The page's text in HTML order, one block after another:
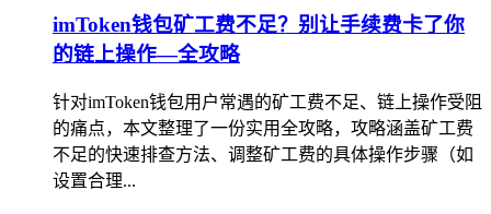
imToken钱包矿工费不足？别让手续费卡了你
的链上操作—全攻略
针对imToken钱包用户常遇的矿工费不足、链上操作受阻
的痛点，本文整理了一份实用全攻略，攻略涵盖矿工费
不足的快速排查方法、调整矿工费的具体操作步骤（如
设置合理...